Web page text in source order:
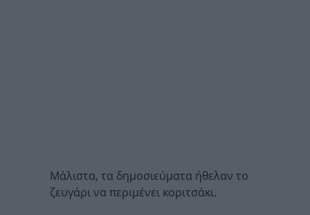
Μάλιστα, τα δημοσιεύματα ήθελαν το
ζευγάρι να περιμένει κοριτσάκι.